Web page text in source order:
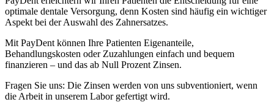
optimale dentale Versorgung, denn Kosten sind häufig ein wichtiger
Aspekt bei der Auswahl des Zahnersatzes.
Mit PayDent können Ihre Patienten Eigenanteile,
Behandlungskosten oder Zuzahlungen einfach und bequem
finanzieren – und das ab Null Prozent Zinsen.
Fragen Sie uns: Die Zinsen werden von uns subventioniert, wenn
die Arbeit in unserem Labor gefertigt wird.